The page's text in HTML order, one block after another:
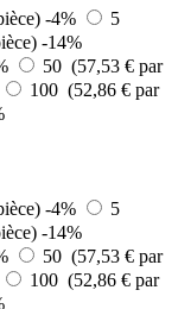
-4%
5
-14%
50 (57,53 € par
100 (52,86 € par
-4%
5
-14%
50 (57,53 € par
100 (52,86 € par